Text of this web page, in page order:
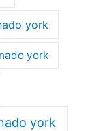
york
york
york